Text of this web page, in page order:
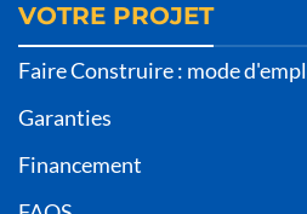
VOTRE PROJET
Faire Construire : mode
Garanties
Financement